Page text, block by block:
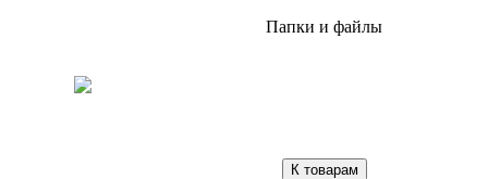
Папки и файлы
К товарам